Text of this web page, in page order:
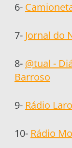
6-
7- Jornal do
8- @tual -
Barroso
9- Rádio
10- Rádio